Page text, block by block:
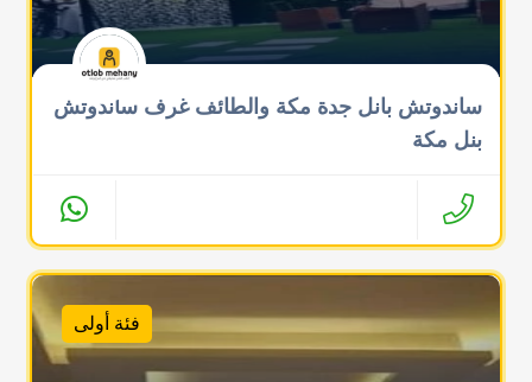
ساندوتش بانل جدة مكة والطائف غرف ساندوتش
بنل مكة
فئة أولى